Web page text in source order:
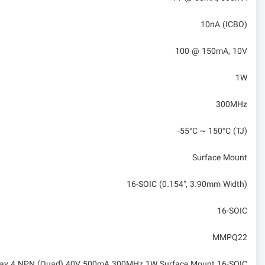
10nA (ICBO)
100 @ 150mA, 10V
1W
300MHz
-55°C ~ 150°C (TJ)
Surface Mount
16-SOIC (0.154", 3.90mm Width)
16-SOIC
MMPQ22